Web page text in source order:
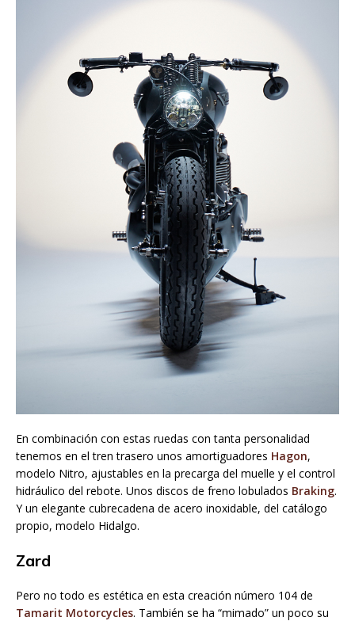
En combinación con estas ruedas con tanta personalidad
tenemos en el tren trasero unos amortiguadores Hagon,
modelo Nitro, ajustables en la precarga del muelle y el control
hidráulico del rebote. Unos discos de freno lobulados Braking.
Y un elegante cubrecadena de acero inoxidable, del catálogo
propio, modelo Hidalgo.
Zard
Pero no todo es estética en esta creación número 104 de
Tamarit Motorcycles. También se ha “mimado” un poco su